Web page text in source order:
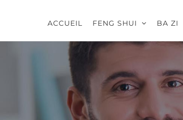
ACCUEIL FENG SHUI BA ZI